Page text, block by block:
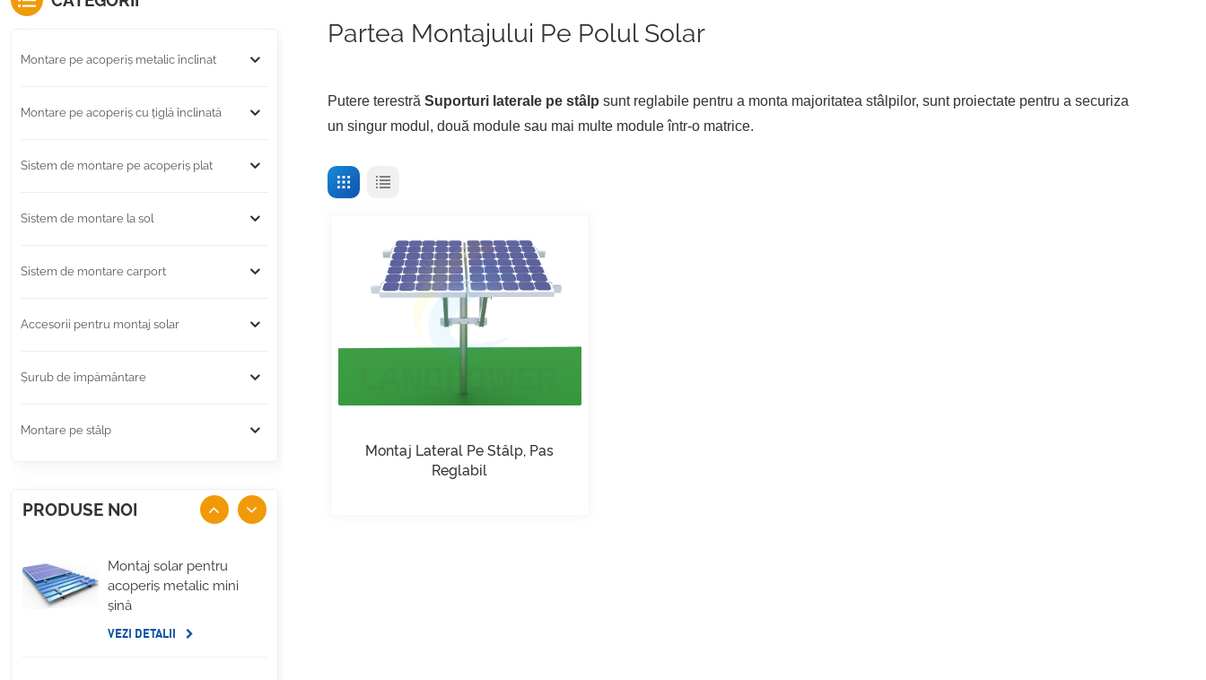
Partea Montajului Pe Polul Solar
Putere terestră Suporturi laterale pe stâlp sunt reglabile pentru a monta majoritatea stâlpilor, sunt proiectatepentru a securiza
un singur modul, două module sau mai multe module într-o matrice.
Montaj Lateral Pe Stâlp, Pas
Reglabil
Montare pe acoperiș metalic înclinat
Montare pe acoperiș cu țiglă înclinată
Sistem de montare pe acoperiș plat
Sistem de montare la sol
Sistem de montare carport
Accesorii pentru montaj solar
Șurub de împământare
Montare pe stâlp
PRODUSE NOI
Montaj solar pentru
acoperiș metalic mini
șină
VEZI DETALII